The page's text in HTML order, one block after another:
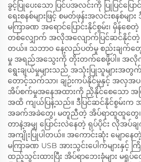
ခွင့်ပြုပေးသော ပြင်ပအလင်းကို ပြုပြင်ပြေ
ရေးစနစ်များဖြင့် စမတ်ဖုန်းအလင်းစနစ်မျာ
မကြာခဏ အရောင်ပြောင်းနိုင်စွမ်း၊ မှိန်စ
တစ်လျှောက် အလိုအလျောက်ပြင်ဆင်နိုင်တဲ့
တယ်။ သဘာဝ နေ့လည်ပတ်မှု စည်းချက်တွ
မှု အရည်အသွေးကို တိုးတက်စေဖို့ပါ။ အလို
ရွေးချယ်မှုများသည် အသုံးပြုသူများအ
တောင့်သက်သာ၊ ချဉ်းကပ်နိုင်မှုနှင့် အလှ
အိပ်စက်မှုအနေအထားကို ညှိနိုင်စေသော အမြင့်
အထိ ကျယ်ပြန့်သည်။ ဒီပြင်ဆင်နိုင်စွမ်းက
အခက်အခဲတွေ၊ မတူညီတဲ့ အိပ်ရာထူထူတွေ၊
တာနဲ့အမျှ ပြောင်းလဲနေတဲ့ ရုပ်ပိုင်း လိုအ
အကျိုးပြုပါတယ်။ အကောင်းဆုံး မျောနေ
မကြာခဏ USB အားသွင်းပေါက်များနှင့် က
ထည့်သွင်းထားပြီး အိပ်ရာဘေးခုံများ မရှုပ်